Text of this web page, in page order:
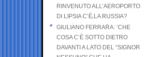
RINVENUTO ALL’AEROPORTO
DI LIPSIA C’È LA RUSSIA?
GIULIANO FERRARA: ’CHE
COSA C’È SOTTO DIETRO
DAVANTI A LATO DEL “SIGNOR